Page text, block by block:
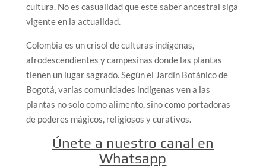
cultura. No es casualidad que este saber ancestral siga
vigente en la actualidad.
Colombia es un crisol de culturas indígenas,
afrodescendientes y campesinas donde las plantas
tienen un lugar sagrado. Según el Jardín Botánico de
Bogotá, varias comunidades indígenas ven a las
plantas no solo como alimento, sino como portadoras
de poderes mágicos, religiosos y curativos.
Únete a nuestro canal en
Whatsapp